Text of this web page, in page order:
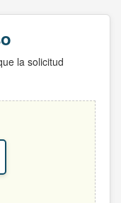
la solicitud